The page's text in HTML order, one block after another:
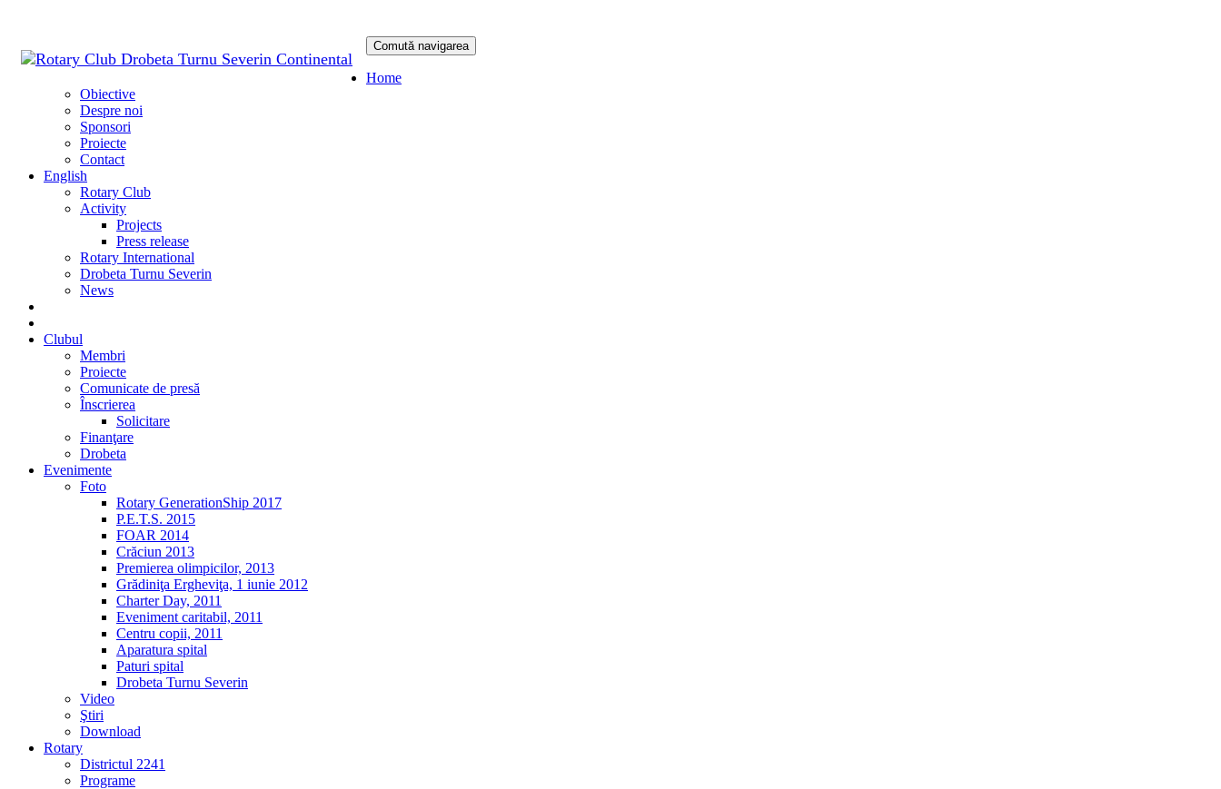
Comută navigarea
Sari
Home
Obiective
Despre noi
Sponsori
Proiecte
Contact
English
Rotary Club
Activity
Projects
Press release
Rotary International
Drobeta Turnu Severin
News
Clubul
Membri
Proiecte
Comunicate de presă
Înscrierea
Solicitare
Finanţare
Drobeta
Evenimente
Foto
Rotary GenerationShip 2017
P.E.T.S. 2015
FOAR 2014
Crăciun 2013
Premierea olimpicilor, 2013
Grădiniţa Ergheviţa, 1 iunie 2012
Charter Day, 2011
Eveniment caritabil, 2011
Centru copii, 2011
Aparatura spital
Paturi spital
Drobeta Turnu Severin
Video
Ştiri
Download
Rotary
Districtul 2241
Programe